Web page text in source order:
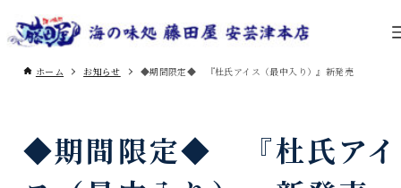
ホーム お知らせ ◆期間限定◆ 『杜氏アイス（最中入り）』新発売
◆期間限定◆ 『杜氏アイ